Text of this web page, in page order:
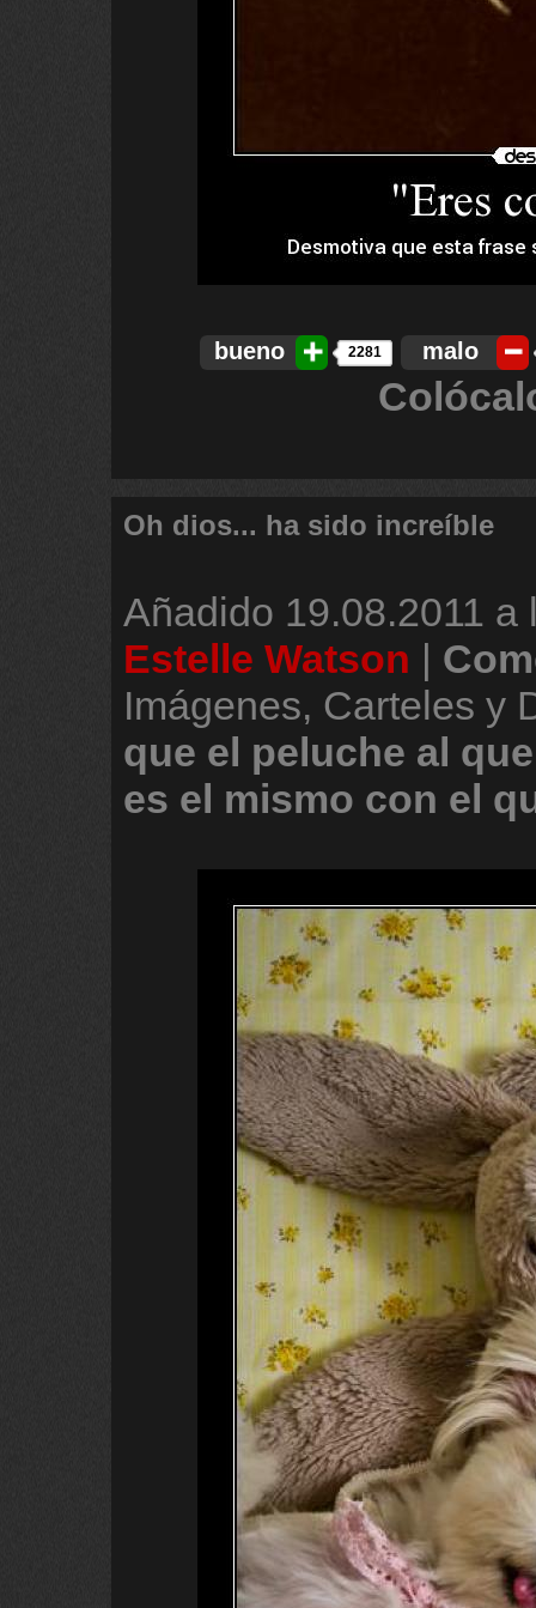
bueno 2281 malo
Oh dios... ha sido increíble
Añadido 19.08.2011 a
Estelle Watson |
Imágenes, Carteles y
que el peluche al que
es el mismo con el